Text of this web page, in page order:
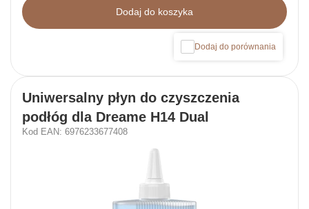
Dodaj do koszyka
Dodaj do porównania
Uniwersalny płyn do czyszczenia
podłóg dla Dreame H14 Dual
Kod EAN: 6976233677408